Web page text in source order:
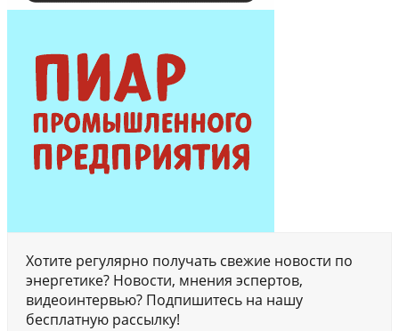
Хотите регулярно получать свежие новости по
энергетике? Новости, мнения эспертов,
видеоинтервью? Подпишитесь на нашу
бесплатную рассылку!